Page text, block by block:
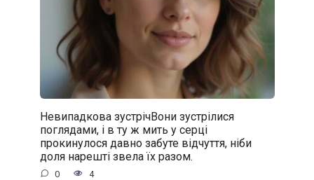
Невипадкова зустрічВони зустрілися
поглядами, і в ту ж мить у серці
прокинулося давно забуте відчуття, ніби
доля нарешті звела їх разом.
0 4